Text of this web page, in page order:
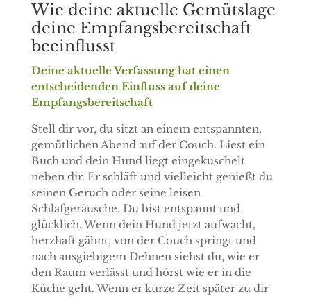
Wie deine aktuelle Gemütslage
deine Empfangsbereitschaft
beeinflusst
Deine aktuelle Verfassung hat einen
entscheidenden Einfluss auf deine
Empfangsbereitschaft
Stell dir vor, du sitzt an einem entspannten,
gemütlichen Abend auf der Couch. Liest ein
Buch und dein Hund liegt eingekuschelt
neben dir. Er schläft und vielleicht genießt du
seinen Geruch oder seine leisen
Schlafgeräusche. Du bist entspannt und
glücklich. Wenn dein Hund jetzt aufwacht,
herzhaft gähnt, von der Couch springt und
nach ausgiebigem Dehnen siehst du, wie er
den Raum verlässt und hörst wie er in die
Küche geht. Wenn er kurze Zeit später zu dir